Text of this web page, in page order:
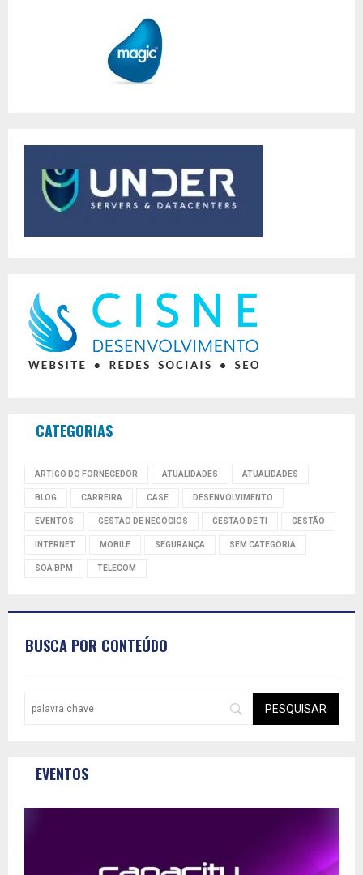
CATEGORIAS
ARTIGO DO FORNECEDOR ATUALIDADES ATUALIDADES
BLOG CARREIRA CASE DESENVOLVIMENTO
EVENTOS GESTAO DE NEGOCIOS GESTAO DE TI GESTÃO
INTERNET MOBILE SEGURANÇA SEM CATEGORIA
SOA BPM TELECOM
BUSCA POR CONTEÚDO
EVENTOS